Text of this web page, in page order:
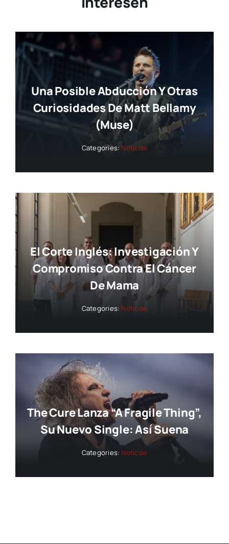
Una Posible Abducción Y Otras
Curiosidades De Matt Bellamy
(Muse)
Categories: Noticias
El Corte Inglés: Investigación Y
Compromiso Contra El Cáncer
De Mama
Categories: Noticias
The Cure Lanza “A Fragile Thing”,
Su Nuevo Single: Así Suena
Categories: Noticias